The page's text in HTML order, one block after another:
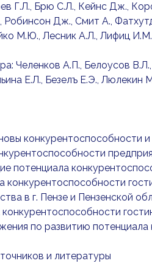
Г.Л., Брю С.Л., Кейнс Дж.,
Робинсон Дж., Смит А.,
М.Ю., Лесник А.Л., Лифиц
Челенков А.П., Белоусов
Е.Л., Безелъ Е.Э., Люлекин
конкурентоспособности
потенциала
конкурентоспособности
в г. Пензе и Пензенской
по развитию
и литературы